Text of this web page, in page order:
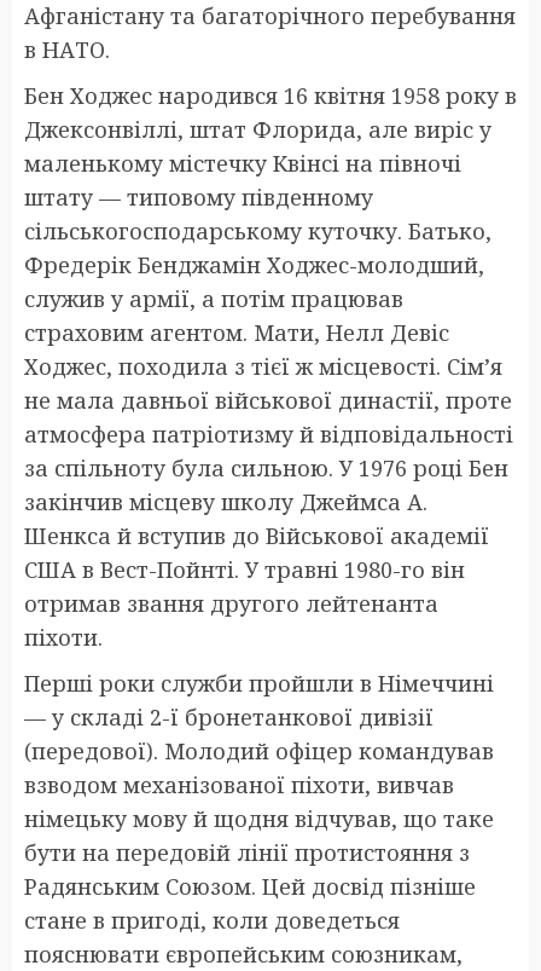
Афганістану та багаторічного перебування
в НАТО.
Бен Ходжес народився 16 квітня 1958 року в
Джексонвіллі, штат Флорида, але виріс у
маленькому містечку Квінсі на півночі
штату — типовому південному
сільськогосподарському куточку. Батько,
Фредерік Бенджамін Ходжес-молодший,
служив у армії, а потім працював
страховим агентом. Мати, Нелл Девіс
Ходжес, походила з тієї ж місцевості. Сім’я
не мала давньої військової династії, проте
атмосфера патріотизму й відповідальності
за спільноту була сильною. У 1976 році Бен
закінчив місцеву школу Джеймса А.
Шенкса й вступив до Військової академії
США в Вест-Пойнті. У травні 1980-го він
отримав звання другого лейтенанта
піхоти.
Перші роки служби пройшли в Німеччині
— у складі 2-ї бронетанкової дивізії
(передової). Молодий офіцер командував
взводом механізованої піхоти, вивчав
німецьку мову й щодня відчував, що таке
бути на передовій лінії протистояння з
Радянським Союзом. Цей досвід пізніше
стане в пригоді, коли доведеться
пояснювати європейським союзникам,